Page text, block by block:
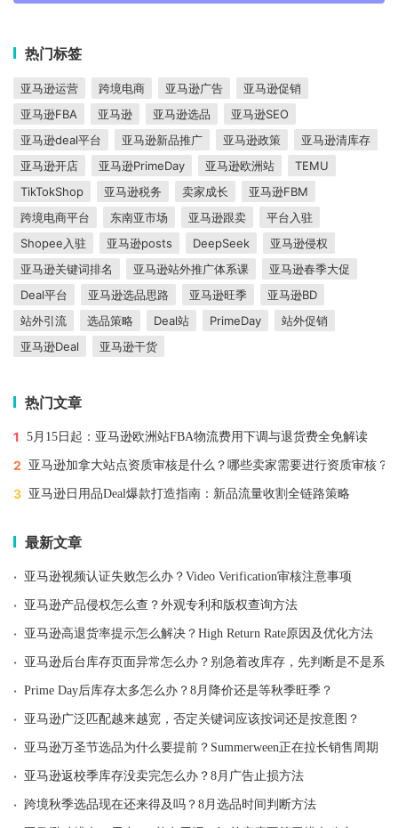
热门标签
亚马逊运营 跨境电商 亚马逊广告
亚马逊促销
亚马逊FBA
亚马逊 亚马逊选品
亚马逊SEO
亚马逊deal平台
亚马逊新品推广 亚马逊政策
亚马逊清库存
亚马逊开店
亚马逊PrimeDay 亚马逊欧洲站
TEMU
TikTokShop
亚马逊税务 卖家成长
亚马逊FBM
跨境电商平台
东南亚市场 亚马逊跟卖
平台入驻
Shopee入驻
亚马逊posts DeepSeek
亚马逊侵权
亚马逊关键词排名
亚马逊站外推广体系课
亚马逊春季大促
Deal平台
亚马逊选品思路 亚马逊旺季
亚马逊BD
站外引流
选品策略 Deal站 PrimeDay
站外促销
亚马逊Deal
亚马逊干货
热门文章
1 5月15日起：亚马逊欧洲站FBA物流费用下调与退货费全免解读
2 亚马逊加拿大站点资质审核是什么？哪些卖家需要进行资质审核？
3 亚马逊日用品Deal爆款打造指南：新品流量收割全链路策略
最新文章
· 亚马逊视频认证失败怎么办？Video Verification审核注意事项
· 亚马逊产品侵权怎么查？外观专利和版权查询方法
· 亚马逊高退货率提示怎么解决？High Return Rate原因及优化方法
· 亚马逊后台库存页面异常怎么办？别急着改库存，先判断是不是系
· Prime Day后库存太多怎么办？8月降价还是等秋季旺季？
· 亚马逊广泛匹配越来越宽，否定关键词应该按词还是按意图？
· 亚马逊万圣节选品为什么要提前？Summerween正在拉长销售周期
· 亚马逊返校季库存没卖完怎么办？8月广告止损方法
· 跨境秋季选品现在还来得及吗？8月选品时间判断方法